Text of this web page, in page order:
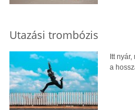
Utazási trombózis
Itt
a